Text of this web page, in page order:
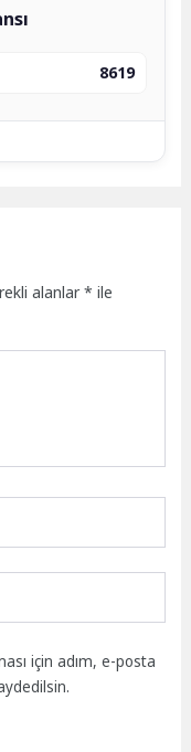
8619
alanlar* ile
için adım, e-posta